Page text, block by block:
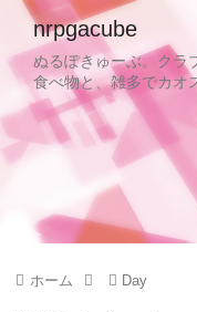
nrpgacube
ぬるぽきゅーぶ。クラ
食べ物と、雑多でカオ
ホーム Day